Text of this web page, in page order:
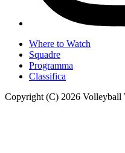
Where to Watch
Squadre
Programma
Classifica
Copyright (C) 2026